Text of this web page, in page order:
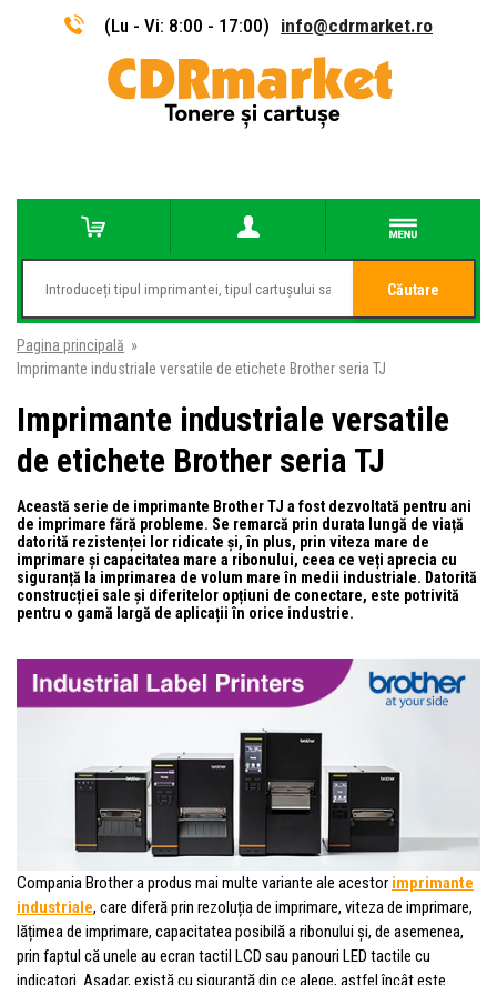
(Lu - Vi: 8:00 - 17:00) info@cdrmarket.ro
Căutare
Pagina principală »
Imprimante industriale versatile de etichete Brother seria TJ
Imprimante industriale versatile
de etichete Brother seria TJ
Această serie de imprimante Brother TJ a fost dezvoltată pentru ani
de imprimare fără probleme. Se remarcă prin durata lungă de viață
datorită rezistenței lor ridicate și, în plus, prin viteza mare de
imprimare și capacitatea mare a ribonului, ceea ce veți aprecia cu
siguranță la imprimarea de volum mare în medii industriale. Datorită
construcției sale și diferitelor opțiuni de conectare, este potrivită
pentru o gamă largă de aplicații în orice industrie.
Compania Brother a produs mai multe variante ale acestor imprimante
industriale, care diferă prin rezoluția de imprimare, viteza de imprimare,
lățimea de imprimare, capacitatea posibilă a ribonului și, de asemenea,
prin faptul că unele au ecran tactil LCD sau panouri LED tactile cu
indicatori. Așadar, există cu siguranță din ce alege, astfel încât este